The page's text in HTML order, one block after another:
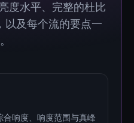
度水平、完整的杜比
以及每个流的要点一
响度、响度范围与真峰